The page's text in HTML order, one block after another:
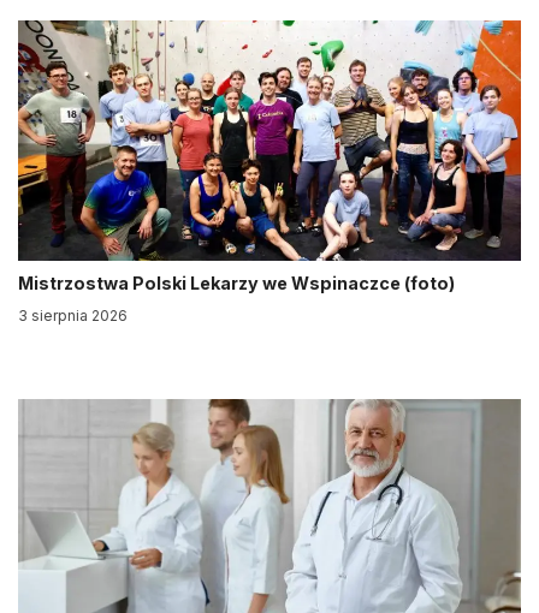
Mistrzostwa Polski Lekarzy we Wspinaczce (foto)
3 sierpnia 2026